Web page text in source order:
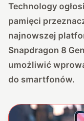
Technology
pamięci
najnowszej
Snapdragon 8
umożliwić
do smartfonów.